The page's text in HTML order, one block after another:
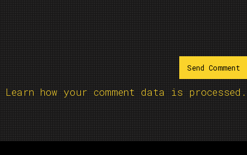
Learn how your comment data is processed.